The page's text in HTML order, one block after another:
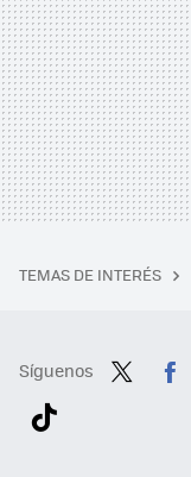
TEMAS DE INTERÉS
Síguenos